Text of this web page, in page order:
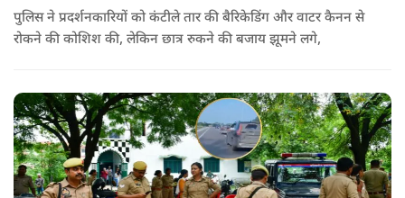
पुलिस ने प्रदर्शनकारियों को कंटीले तार की बैरिकेडिंग और वाटर कैनन से
रोकने की कोशिश की, लेकिन छात्र रुकने की बजाय झूमने लगे,